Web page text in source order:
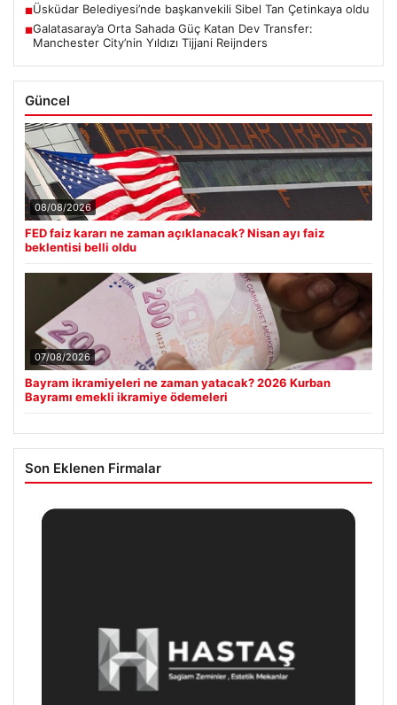
■Üsküdar Belediyesi’nde başkanvekili Sibel Tan Çetinkaya oldu
■Galatasaray’a Orta Sahada Güç Katan Dev Transfer:
Manchester City’nin Yıldızı Tijjani Reijnders
Güncel
08/08/2026
FED faiz kararı ne zaman açıklanacak? Nisan ayı faiz
beklentisi belli oldu
07/08/2026
Bayram ikramiyeleri ne zaman yatacak? 2026 Kurban
Bayramı emekli ikramiye ödemeleri
Son Eklenen Firmalar